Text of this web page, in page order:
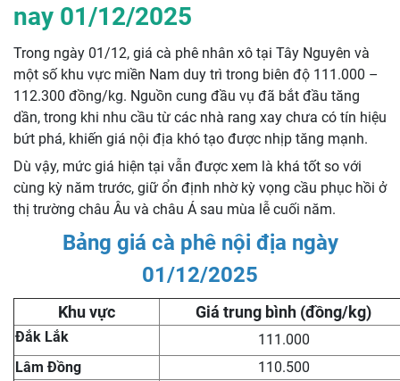
nay 01/12/2025
Trong ngày 01/12, giá cà phê nhân xô tại Tây Nguyên và
một số khu vực miền Nam duy trì trong biên độ 111.000 –
112.300 đồng/kg. Nguồn cung đầu vụ đã bắt đầu tăng
dần, trong khi nhu cầu từ các nhà rang xay chưa có tín hiệu
bứt phá, khiến giá nội địa khó tạo được nhịp tăng mạnh.
Dù vậy, mức giá hiện tại vẫn được xem là khá tốt so với
cùng kỳ năm trước, giữ ổn định nhờ kỳ vọng cầu phục hồi ở
thị trường châu Âu và châu Á sau mùa lễ cuối năm.
Bảng giá cà phê nội địa ngày
01/12/2025
Khu vực Giá trung bình (đồng/kg)
Đắk Lắk
111.000
Lâm Đồng
110.500